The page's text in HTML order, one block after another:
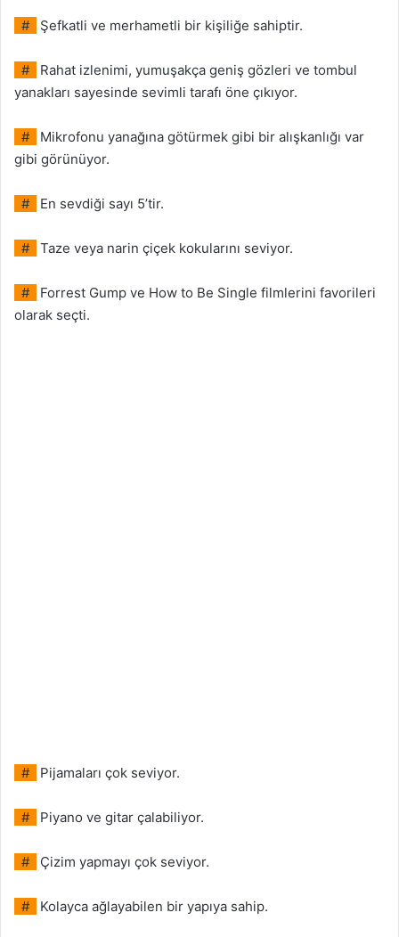
# Şefkatli ve merhametli bir kişiliğe sahiptir.
#
Rahat izlenimi, yumuşakça geniş gözleri ve tombul
yanakları sayesinde sevimli tarafı öne çıkıyor.
#
Mikrofonu yanağına götürmek gibi bir alışkanlığı var
gibi görünüyor.
# En sevdiği sayı 5’tir.
# Taze veya narin çiçek kokularını seviyor.
#
Forrest Gump ve How to Be Single filmlerini favorileri
olarak seçti.
# Pijamaları çok seviyor.
# Piyano ve gitar çalabiliyor.
# Çizim yapmayı çok seviyor.
# Kolayca ağlayabilen bir yapıya sahip.